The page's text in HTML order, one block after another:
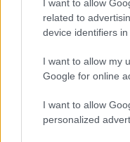
I want to allow
related to
device identifiers in
I want to allow my
Google for online
I want to allow
personalized